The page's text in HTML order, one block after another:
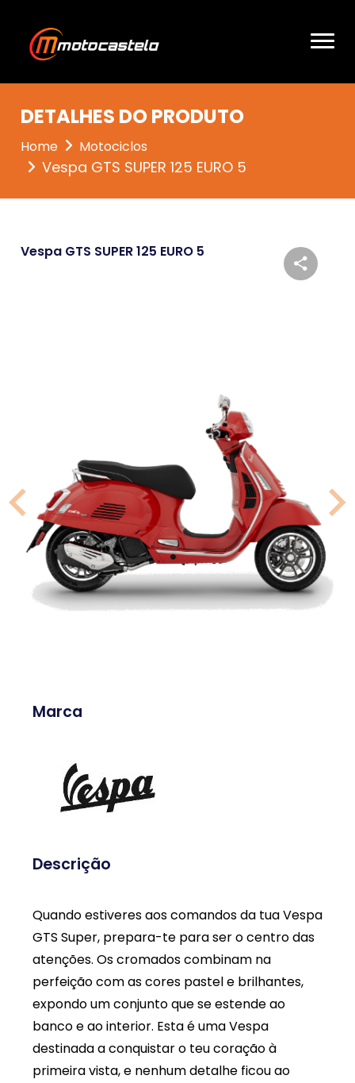
DETALHES DO PRODUTO
Home Motociclos
Vespa GTS SUPER 125 EURO 5
Vespa GTS SUPER 125 EURO 5
Marca
Descrição
Quando estiveres aos comandos da tua Vespa
GTS Super, prepara-te para ser o centro das
atenções. Os cromados combinam na
perfeição com as cores pastel e brilhantes,
expondo um conjunto que se estende ao
banco e ao interior. Esta é uma Vespa
destinada a conquistar o teu coração à
primeira vista, e nenhum detalhe ficou ao